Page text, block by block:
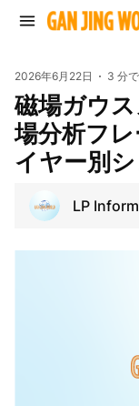
2026年6月22日 3 分
磁場ガウ
場分析フ
イヤー別
LP